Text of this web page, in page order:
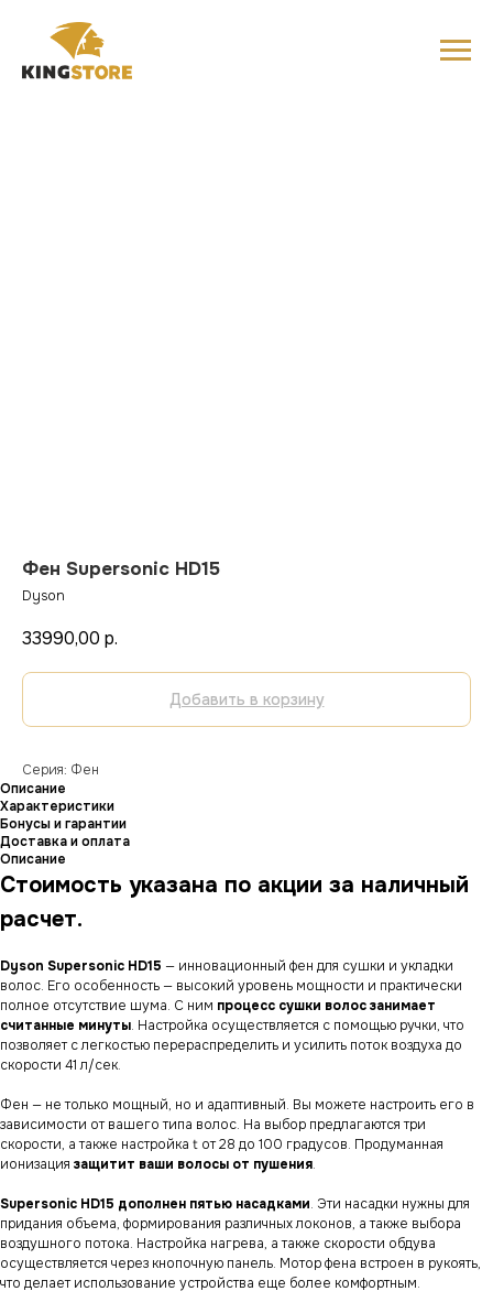
Фен Supersonic HD15
Dyson
33990,00 р.
Добавить в корзину
Серия: Фен
Описание
Характеристики
Бонусы и гарантии
Доставка и оплата
Описание
Стоимость указана по акции за наличный
расчет.
Dyson Supersonic HD15 — инновационный фен для сушки и укладки
волос. Его особенность — высокий уровень мощности и практически
полное отсутствие шума. С ним процесс сушки волос занимает
считанные минуты. Настройка осуществляется с помощью ручки, что
позволяет с легкостью перераспределить и усилить поток воздуха до
скорости 41 л/сек.
Фен — не только мощный, но и адаптивный. Вы можете настроить его в
зависимости от вашего типа волос. На выбор предлагаются три
скорости, а также настройка t от 28 до 100 градусов. Продуманная
ионизация защитит ваши волосы от пушения.
Supersonic HD15 дополнен пятью насадками. Эти насадки нужны для
придания объема, формирования различных локонов, а также выбора
воздушного потока. Настройка нагрева, а также скорости обдува
осуществляется через кнопочную панель. Мотор фена встроен в рукоять,
что делает использование устройства еще более комфортным.